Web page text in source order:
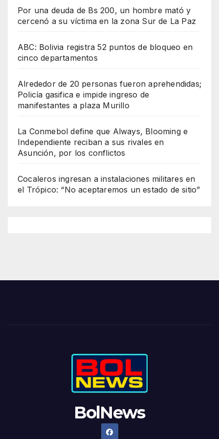
Por una deuda de Bs 200, un hombre mató y
cercenó a su víctima en la zona Sur de La Paz
ABC: Bolivia registra 52 puntos de bloqueo en
cinco departamentos
Alrededor de 20 personas fueron aprehendidas;
Policía gasifica e impide ingreso de
manifestantes a plaza Murillo
La Conmebol define que Always, Blooming e
Independiente reciban a sus rivales en
Asunción, por los conflictos
Cocaleros ingresan a instalaciones militares en
el Trópico: “No aceptaremos un estado de sitio”
BolNews